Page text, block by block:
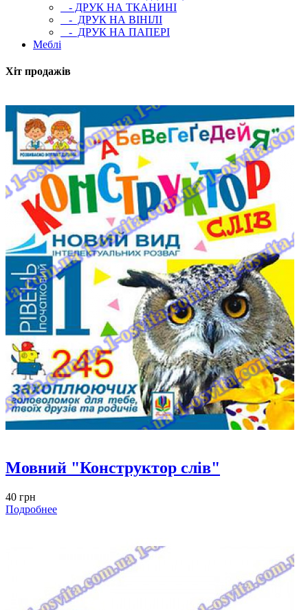
- ДРУК НА ТКАНИНІ
- ДРУК НА ВІНІЛІ
- ДРУК НА ПАПЕРІ
Меблі
Хіт продажів
Мовний "Конструктор слів"
40 грн
Подробнее